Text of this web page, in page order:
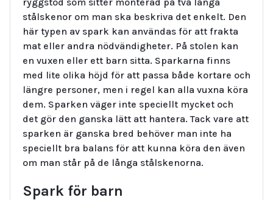
stålskenor om man ska beskriva det enkelt. Den
här typen av spark kan användas för att frakta
mat eller andra nödvändigheter. På stolen kan
en vuxen eller ett barn sitta. Sparkarna finns
med lite olika höjd för att passa både kortare och
längre personer, men i regel kan alla vuxna köra
dem. Sparken väger inte speciellt mycket och
det gör den ganska lätt att hantera. Tack vare att
sparken är ganska bred behöver man inte ha
speciellt bra balans för att kunna köra den även
om man står på de långa stålskenorna.
Spark för barn